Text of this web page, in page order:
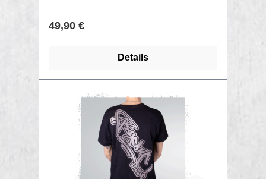
HalsausschnittBreite
unterem Saum85% gekämmte
5XLKängurutasche350 g/m2
Regulärer Preis:
49,90 €
Details